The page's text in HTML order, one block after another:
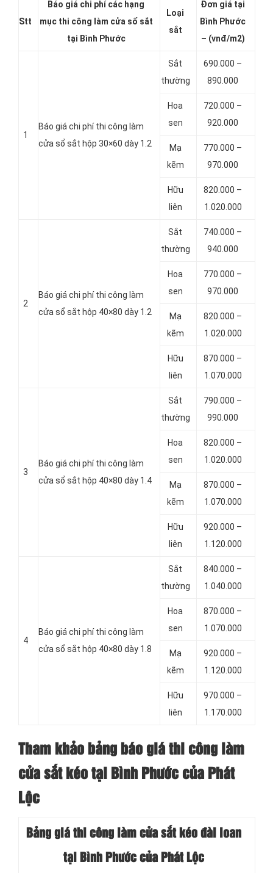
Stt
Báo giá chi phí các hạng
mục thi công làm cửa sổ sắt
tại Bình Phước
Loại
sắt
Đơn giá tại
Bình Phước
– (vnđ/m2)
1
Báo giá chi phí thi công làm
cửa sổ sắt hộp 30×60 dày 1.2
Sắt
thường
690.000 –
890.000
Hoa
sen
720.000 –
920.000
Mạ
kẽm
770.000 –
970.000
Hữu
liên
820.000 –
1.020.000
2
Báo giá chi phí thi công làm
cửa sổ sắt hộp 40×80 dày 1.2
Sắt
thường
740.000 –
940.000
Hoa
sen
770.000 –
970.000
Mạ
kẽm
820.000 –
1.020.000
Hữu
liên
870.000 –
1.070.000
3
Báo giá chi phí thi công làm
cửa sổ sắt hộp 40×80 dày 1.4
Sắt
thường
790.000 –
990.000
Hoa
sen
820.000 –
1.020.000
Mạ
kẽm
870.000 –
1.070.000
Hữu
liên
920.000 –
1.120.000
4
Báo giá chi phí thi công làm
cửa sổ sắt hộp 40×80 dày 1.8
Sắt
thường
840.000 –
1.040.000
Hoa
sen
870.000 –
1.070.000
Mạ
kẽm
920.000 –
1.120.000
Hữu
liên
970.000 –
1.170.000
Tham khảo bảng báo giá thi công làm
cửa sắt kéo tại Bình Phước của Phát
Lộc
Bảng giá thi công làm cửa sắt kéo đài loan
tại Bình Phước của Phát Lộc